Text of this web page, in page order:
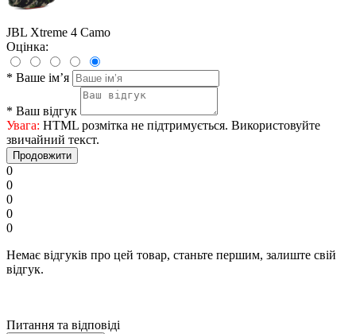
JBL Xtreme 4 Camo
Оцінка:
* Ваше ім’я
* Ваш відгук
Увага: HTML розмітка не підтримується. Використовуйте
звичайний текст.
Продовжити
0
0
0
0
0
Немає відгуків про цей товар, станьте першим, залиште свій
відгук.
Питання та відповіді